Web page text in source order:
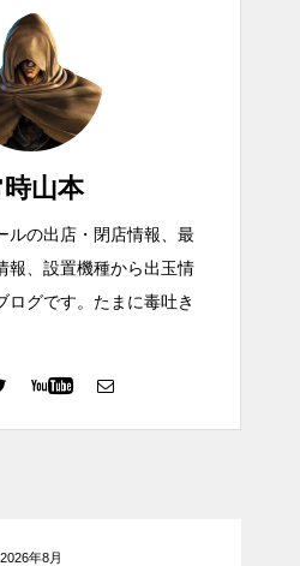
山本
ルの出店・閉店情報、最
報、設置機種から出玉情
ログです。たまに毒吐き
2026年8月